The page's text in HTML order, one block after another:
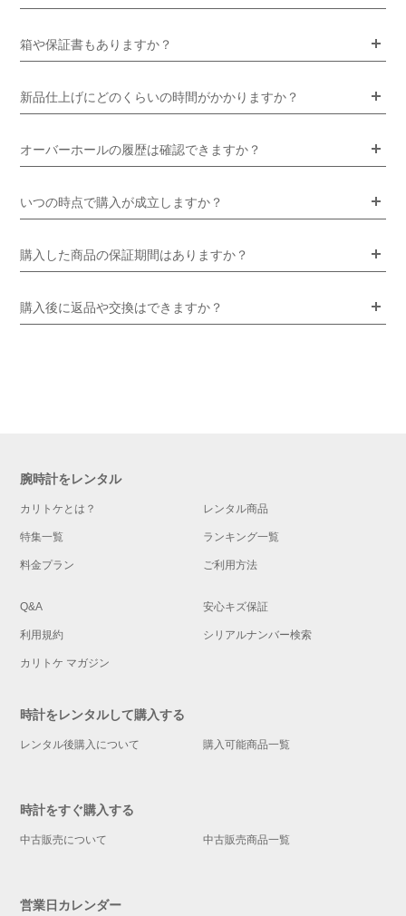
箱や保証書もありますか？
新品仕上げにどのくらいの時間がかかりますか？
オーバーホールの履歴は確認できますか？
いつの時点で購入が成立しますか？
購入した商品の保証期間はありますか？
購入後に返品や交換はできますか？
腕時計をレンタル
カリトケとは？ レンタル商品
特集一覧 ランキング一覧
料金プラン ご利用方法
Q&A 安心キズ保証
利用規約 シリアルナンバー検索
カリトケ マガジン
時計をレンタルして購入する
レンタル後購入について 購入可能商品一覧
時計をすぐ購入する
中古販売について 中古販売商品一覧
営業日カレンダー